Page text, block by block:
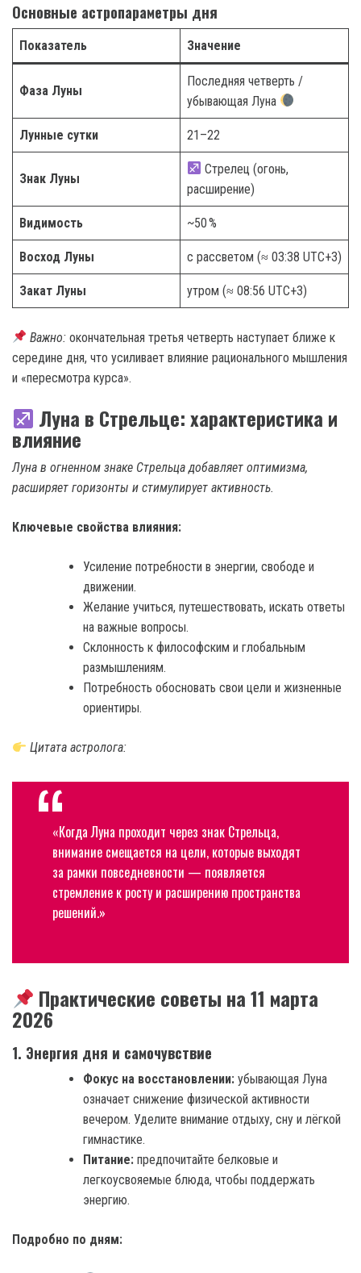
Основные астропараметры дня
Показатель Значение
Фаза Луны
Последняя четверть /
убывающая Луна
Лунные сутки 21–22
Знак Луны
Стрелец (огонь,
расширение)
Видимость ~50 %
Восход Луны с рассветом (≈ 03:38 UTC+3)
Закат Луны утром (≈ 08:56 UTC+3)
Важно: окончательная третья четверть наступает ближе к
середине дня, что усиливает влияние рационального мышления
и «пересмотра курса».
Луна в Стрельце: характеристика и
влияние
Луна в огненном знаке Стрельца добавляет оптимизма,
расширяет горизонты и стимулирует активность.
Ключевые свойства влияния:
Усиление потребности в энергии, свободе и
движении.
Желание учиться, путешествовать, искать ответы
на важные вопросы.
Склонность к философским и глобальным
размышлениям.
Потребность обосновать свои цели и жизненные
ориентиры.
Цитата астролога:
«Когда Луна проходит через знак Стрельца,
внимание смещается на цели, которые выходят
за рамки повседневности — появляется
стремление к росту и расширению пространства
решений.»
Практические советы на 11 марта
2026
1. Энергия дня и самочувствие
Фокус на восстановлении: убывающая Луна
означает снижение физической активности
вечером. Уделите внимание отдыху, сну и лёгкой
гимнастике.
Питание: предпочитайте белковые и
легкоусвояемые блюда, чтобы поддержать
энергию.
Подробно по дням: